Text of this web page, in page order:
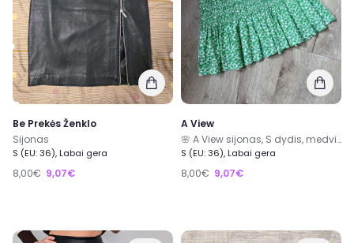
Be Prekės Ženklo
Sijonas
S (EU: 36), Labai gera
8,00€ 9,07€
A View
🌸 A View sijonas, S dydis, medvilnė 100%
S (EU: 36), Labai gera
8,00€ 9,07€